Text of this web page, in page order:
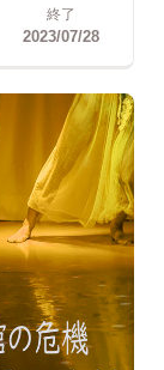
終了
2023/07/28